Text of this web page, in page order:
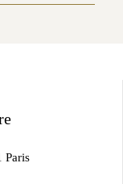
Paris